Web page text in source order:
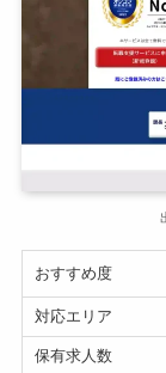
おすすめ度
対応エリア
保有求人数